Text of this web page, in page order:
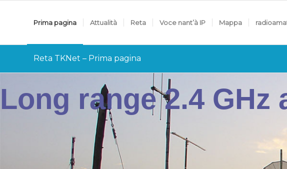
Prima pagina Attualità Reta Voce nant’à IP Mappa
Reta TKNet – Prima pagina
Long range 2.4 GHz